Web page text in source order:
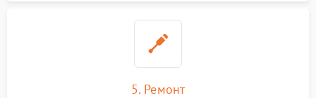
5. Ремонт